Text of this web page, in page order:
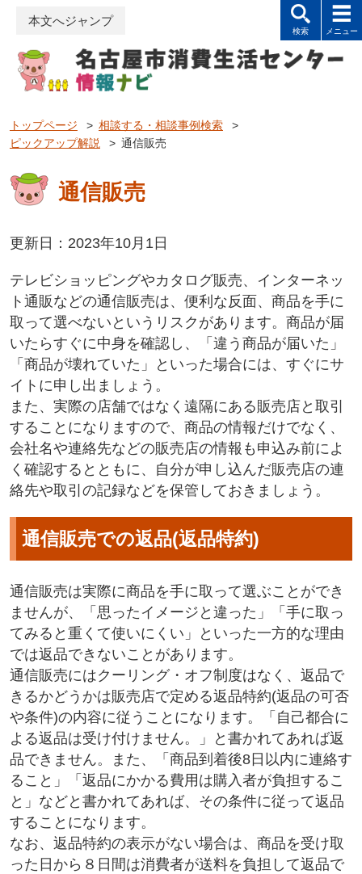
本文へジャンプ
トップページ > 相談する・相談事例検索
>
ピックアップ解説
> 通信販売
通信販売
更新日：2023年10月1日
テレビショッピングやカタログ販売、インターネッ
ト通販などの通信販売は、便利な反面、商品を手に
取って選べないというリスクがあります。商品が届
いたらすぐに中身を確認し、「違う商品が届いた」
「商品が壊れていた」といった場合には、すぐにサ
イトに申し出ましょう。
また、実際の店舗ではなく遠隔にある販売店と取引
することになりますので、商品の情報だけでなく、
会社名や連絡先などの販売店の情報も申込み前によ
く確認するとともに、自分が申し込んだ販売店の連
絡先や取引の記録などを保管しておきましょう。
通信販売での返品(返品特約)
通信販売は実際に商品を手に取って選ぶことができ
ませんが、「思ったイメージと違った」「手に取っ
てみると重くて使いにくい」といった一方的な理由
では返品できないことがあります。
通信販売にはクーリング・オフ制度はなく、返品で
きるかどうかは販売店で定める返品特約(返品の可否
や条件)の内容に従うことになります。「自己都合に
よる返品は受け付けません。」と書かれてあれば返
品できません。また、「商品到着後8日以内に連絡す
ること」「返品にかかる費用は購入者が負担するこ
と」などと書かれてあれば、その条件に従って返品
することになります。
なお、返品特約の表示がない場合は、商品を受け取
った日から８日間は消費者が送料を負担して返品で